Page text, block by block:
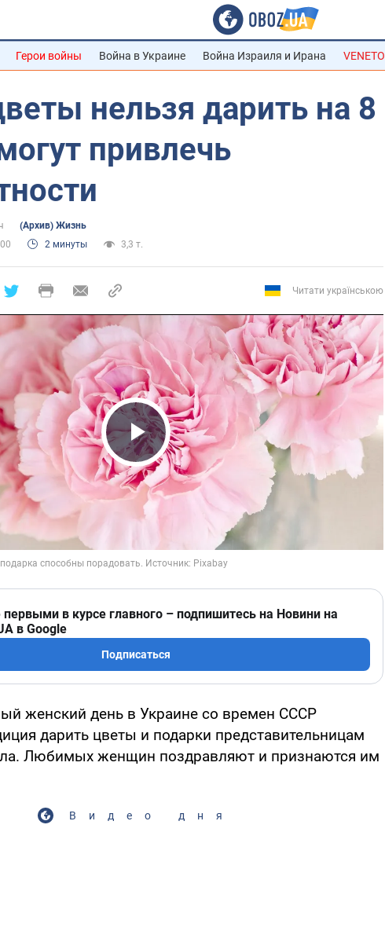
Герои войны Война в Украине Война Израиля и Ирана VENETO
нельзя дарить на 8
привлечь
(Архив) Жизнь
2 минуты 3,3 т.
Читати українською
Play Video
первыми в курсе главного – подпишитесь на Новини на
в Google
Подписаться
женский день в Украине со времен СССР
дарить цветы и подарки представительницам
Любимых женщин поздравляют и признаются им
Видео дня